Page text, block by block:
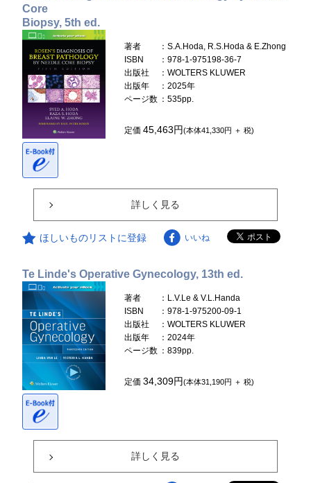
Core
Biopsy, 5th ed.
著者
：S.A.Hoda, R.S.Hoda & E.Zhong
ISBN
：978-1-975198-36-7
出版社
：WOLTERS KLUWER
出版年
：2025年
ページ数 ：535pp.
定価45,463円(本体41,330円 ＋ 税)
詳しく見る
ほしいものリストに登録 いいね
Te Linde's Operative Gynecology, 13th ed.
著者
：L.V.Le & V.L.Handa
ISBN
：978-1-975200-09-1
出版社
：WOLTERS KLUWER
出版年
：2024年
ページ数 ：839pp.
定価34,309円(本体31,190円 ＋ 税)
詳しく見る